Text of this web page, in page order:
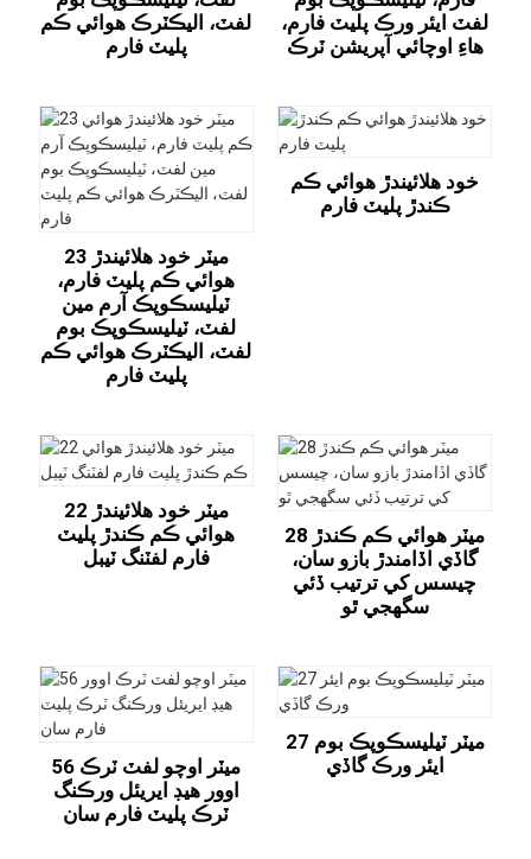
لفٽ، اليڪٽرڪ هوائي ڪم
پليٽ فارم
لفٽ ايئر ورڪ پليٽ فارم،
هاءِ اوچائي آپريشن ٽرڪ
23 ميٽر خود هلائيندڙ
هوائي ڪم پليٽ فارم،
ٽيليسڪوپڪ آرم مين
لفٽ، ٽيليسڪوپڪ بوم
لفٽ، اليڪٽرڪ هوائي ڪم
پليٽ فارم
خود هلائيندڙ هوائي ڪم
ڪندڙ پليٽ فارم
22 ميٽر خود هلائيندڙ
هوائي ڪم ڪندڙ پليٽ
فارم لفٽنگ ٽيبل
28 ميٽر هوائي ڪم ڪندڙ
گاڏي اڏامندڙ بازو سان،
چيسس کي ترتيب ڏئي
سگهجي ٿو
56 ميٽر اوچو لفٽ ٽرڪ
اوور هيڊ ايريئل ورڪنگ
ٽرڪ پليٽ فارم سان
27 ميٽر ٽيليسڪوپڪ بوم
ايئر ورڪ گاڏي